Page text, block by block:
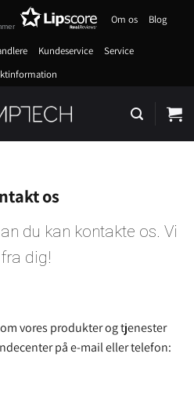
Om os Blog
Kundeservice
Service
os
du kan kontakte os. Vi
dig!
vores produkter og tjenester
på e-mail eller telefon: